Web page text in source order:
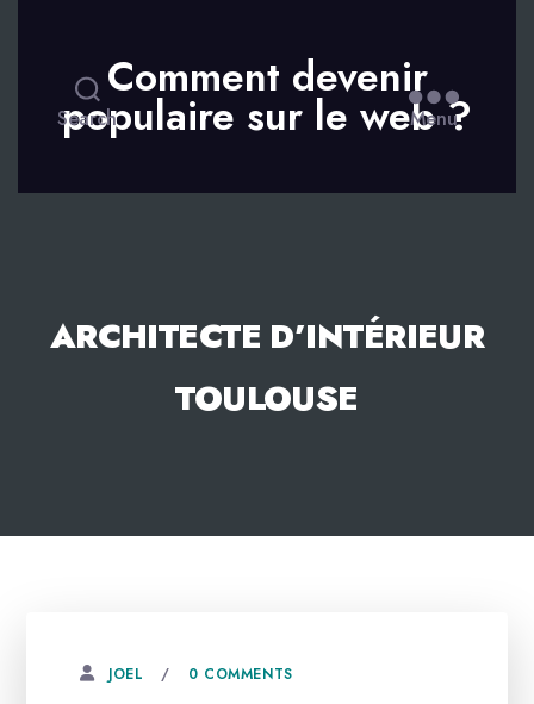
Search
Comment devenir
populaire sur le web ?
Menu
ARCHITECTE D’INTÉRIEUR
TOULOUSE
JOEL 0 COMMENTS